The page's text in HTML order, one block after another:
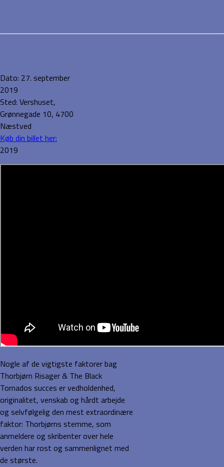
Dato: 27. september
2019
Sted: Vershuset,
Grønnegade 10, 4700
Næstved
Køb din billet her:
2019
Nogle af de vigtigste faktorer bag
Thorbjørn Risager & The Black
Tornados succes er vedholdenhed,
originalitet, venskab og hårdt arbejde
og selvfølgelig den mest extraordinære
faktor: Thorbjørns stemme, som
anmeldere og skribenter over hele
verden har rost og sammenlignet med
de største.